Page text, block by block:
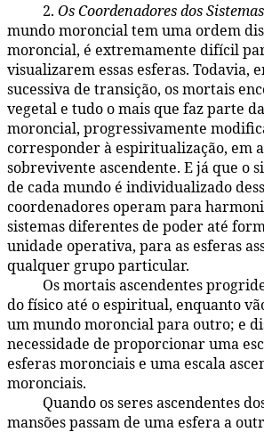
2. Os Coordenadores dos
mundo moroncial tem uma ordem
moroncial, é extremamente difícil
visualizarem essas esferas. Todavia,
sucessiva de transição, os mortais
vegetal e tudo o mais que faz parte
moroncial, progressivamente
corresponder à espiritualização, em
sobrevivente ascendente. E já que o
de cada mundo é individualizado
coordenadores operam para
sistemas diferentes de poder até
unidade operativa, para as esferas
qualquer grupo particular.
Os mortais ascendentes
do físico até o espiritual, enquanto
um mundo moroncial para outro; e
necessidade de proporcionar uma
esferas moronciais e uma escala
moronciais.
Quando os seres ascendentes
mansões passam de uma esfera a